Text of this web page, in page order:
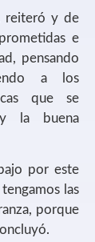
reiteró y de
e
pensando
a los
que se
la buena
por este
las
porque